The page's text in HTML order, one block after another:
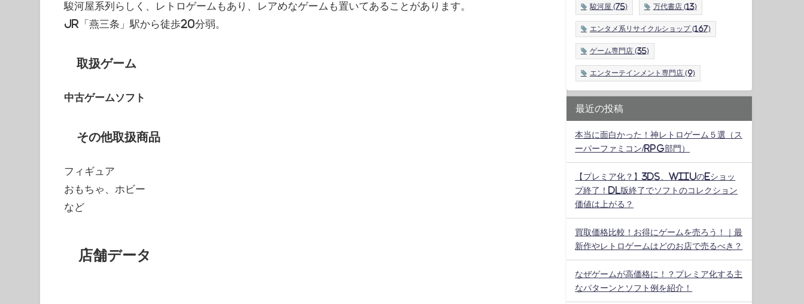
駿河屋系列らしく、レトロゲームもあり、レアめなゲームも置いてあることがあります。
JR「燕三条」駅から徒歩20分弱。
取扱ゲーム
中古ゲームソフト
その他取扱商品
フィギュア
おもちゃ、ホビー
など
店舗データ
駿河屋 (75) 万代書店 (13)
エンタメ系リサイクルショップ(167)
ゲーム専門店 (35)
エンターテインメント専門店 (9)
最近の投稿
本当に面白かった！神レトロゲーム５選（ス
ーパーファミコン/RPG部門）
【プレミア化？】3DS、WiiUのeショッ
プ終了！DL版終了でソフトのコレクション
価値は上がる？
買取価格比較！お得にゲームを売ろう！｜最
新作やレトロゲームはどのお店で売るべき？
なぜゲームが高価格に！？プレミア化する主
なパターンとソフト例を紹介！